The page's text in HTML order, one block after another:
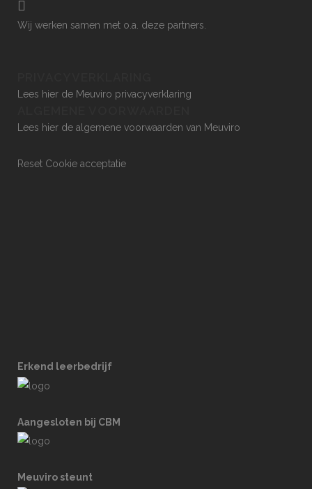
Wij werken samen met o.a. deze partners.
Lees hier de Meuviro privacyverklaring
Lees hier de algemene voorwaarden van Meuviro
Reset Cookie acceptatie
Erkend leerbedrijf
Aangesloten bij CBM
Meuviro steunt